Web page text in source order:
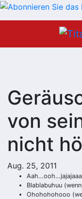
von
nicht
Aug. 25, 2011
Blablabuhuu
Ohohohohooo